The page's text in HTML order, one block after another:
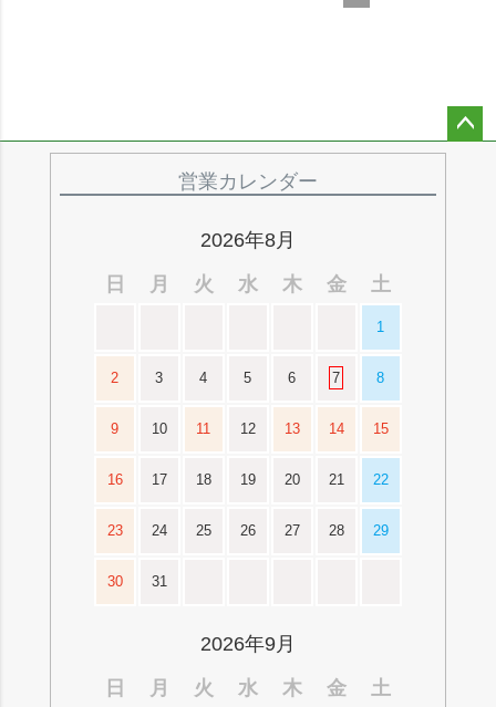
営業カレンダー
2026年8月
日
月 火 水 木 金 土
1
2 3 4 5 6 7 8
9 10 11 12 13 14 15
16 17 18 19 20 21 22
23 24 25 26 27 28 29
30 31
2026年9月
日
月 火 水 木 金 土